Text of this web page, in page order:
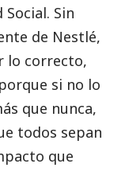
Social. Sin
de Nestlé,
lo correcto,
si no lo
que nunca,
todos sepan
que